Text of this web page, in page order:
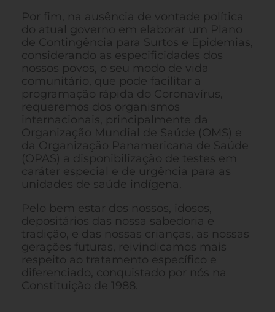
Por fim, na ausência de vontade política
do atual governo em elaborar um Plano
de Contingência para Surtos e Epidemias,
considerando as especificidades dos
nossos povos, o seu modo de vida
comunitário, que pode facilitar a
programação rápida do Coronavírus,
requeremos dos organismos
internacionais, principalmente da
Organização Mundial de Saúde (OMS) e
da Organização Panamericana de Saúde
(OPAS) a disponibilização de testes em
caráter especial e de urgência para as
unidades de saúde indígena.
Pelo bem estar dos nossos, idosos,
depositários das nossa sabedoria e
tradição, e das nossas crianças, as nossas
gerações futuras, reivindicamos mais
respeito ao tratamento específico e
diferenciado, conquistado por nós na
Constituição de 1988.